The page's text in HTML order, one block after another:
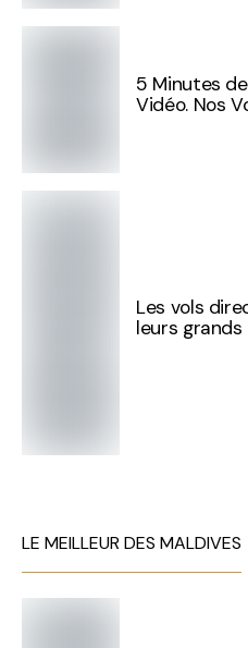
5 Minutes
Vidéo. Nos
Les vols
leurs
LE MEILLEUR DES MALDIVES